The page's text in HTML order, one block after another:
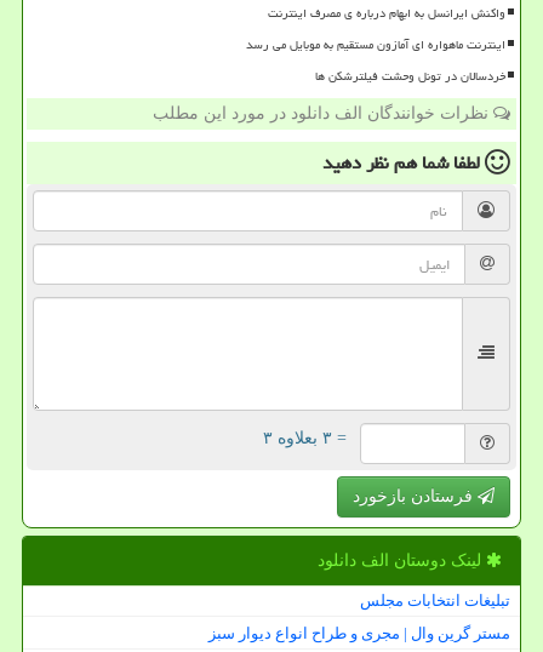
واکنش ایرانسل به ابهام درباره ی مصرف اینترنت
اینترنت ماهواره ای آمازون مستقیم به موبایل می رسد
خردسالان در تونل وحشت فیلترشکن ها
نظرات خوانندگان الف دانلود در مورد این مطلب
لطفا شما همنظر دهید
= ۳ بعلاوه ۳
فرستادن بازخورد
لینک دوستان الف دانلود
تبلیغات انتخابات مجلس
مستر گرین وال | مجری و طراح انواع دیوار سبز